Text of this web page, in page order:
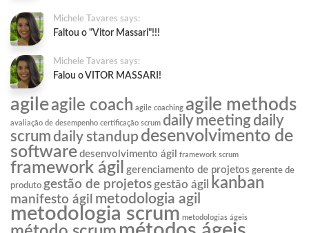
Michele Tavares says:
Faltou o "Vitor Massari"!!!
Michele Tavares says:
Falou o VITOR MASSARI!
agileagile coach agile coaching agile methods
avaliação de desempenho certificação scrum daily meeting daily
scrumdaily standup desenvolvimento de
software desenvolvimento ágil framework scrum
framework ágil gerenciamento de projetos gerente de
produto gestão de projetos gestão ágil kanban
manifesto ágil metodologia agil
metodologia scrum metodologias ágeis